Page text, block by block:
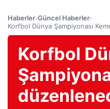
Haberler›Güncel Haberler›
Korfbol Dünya Şampiyonası
Korfbol